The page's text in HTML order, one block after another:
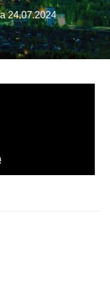
24.07.2024